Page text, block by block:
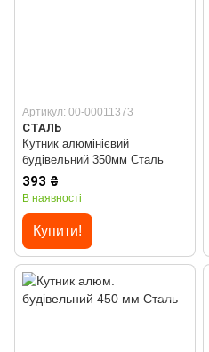
Артикул: 00-00011373
СТАЛЬ
Кутник алюмінієвий
будівельний 350мм Сталь
393 ₴
В наявності
Купити!